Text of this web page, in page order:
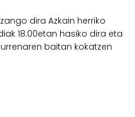
dira Azkain herriko
18:00etan hasiko dira eta
baitan kokatzen